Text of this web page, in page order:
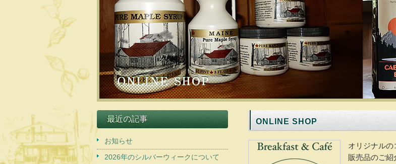
ONLINE SHOP
オリジナルの
販売品のご紹
最近の記事
お知らせ
2026年のシルバーウィークについて